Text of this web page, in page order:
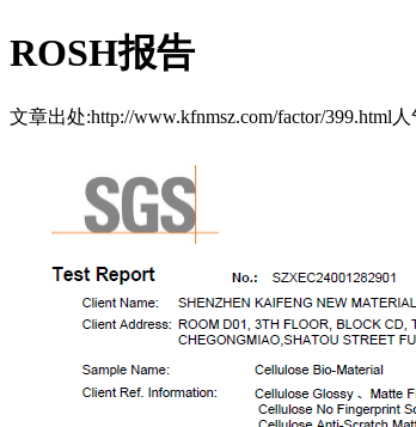
ROSH报告
文章出处:http://www.kfnmsz.com/factor/399.html